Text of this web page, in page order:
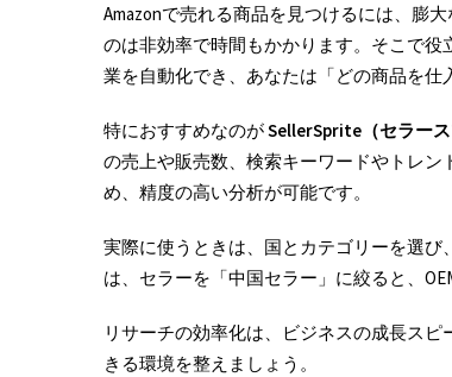
Amazonで売れる商品を見つけるには、膨
のは非効率で時間もかかります。そこで役
業を自動化でき、あなたは「どの商品を仕
特におすすめなのがSellerSprite （セラー
の売上や販売数、検索キーワードやトレン
め、精度の高い分析が可能です。
実際に使うときは、国とカテゴリーを選
は、セラーを「中国セラー」に絞ると、
リサーチの効率化は、ビジネスの成長ス
きる環境を整えましょう。